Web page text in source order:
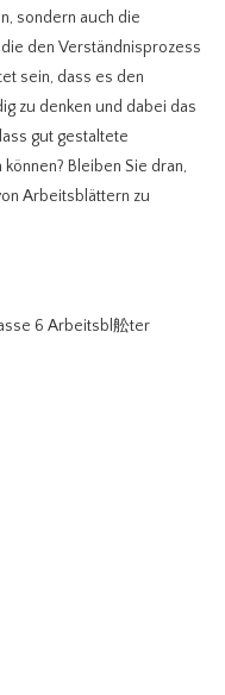
sondern auch die
den Verständnisprozess
sein, dass es den
zu denken und dabei das
gut gestaltete
Bleiben Sie dran,
Arbeitsblättern zu